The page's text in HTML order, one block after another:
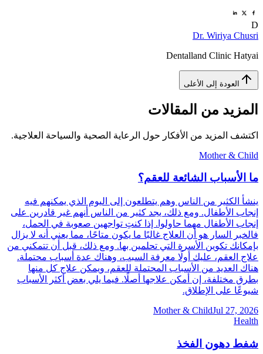
D
Dr. Wiriya Chusri
Dentalland Clinic Hatyai
العودة إلى الأعلى
المزيد من المقالات
اكتشف المزيد من الأفكار حول الرعاية الصحية والسياحة العلاجية.
Mother & Child
ما الأسباب الشائعة للعقم؟
ينشأ الكثير من الناس وهم يتطلعون إلى اليوم الذي يمكنهم فيه
إنجاب الأطفال. ومع ذلك، يجد كثير من الناس أنهم غير قادرين على
إنجاب الأطفال مهما حاولوا. إذا كنتِ تواجهين صعوبة في الحمل،
فالخبر السار هو أن العلاج غالبًا ما يكون متاحًا، مما يعني أنه لا يزال
بإمكانك تكوين الأسرة التي تحلمين بها. ومع ذلك، قبل أن تتمكني من
علاج العقم، عليك أولًا معرفة السبب، وهناك عدة أسباب محتملة.
هناك العديد من الأسباب المحتملة للعقم، ويمكن علاج كل منها
بطرق مختلفة، إن أمكن علاجها أصلًا. فيما يلي بعض أكثر الأسباب
شيوعًا على الإطلاق.
Mother & ChildJul 27, 2026
Health
شفط دهون الفخذ